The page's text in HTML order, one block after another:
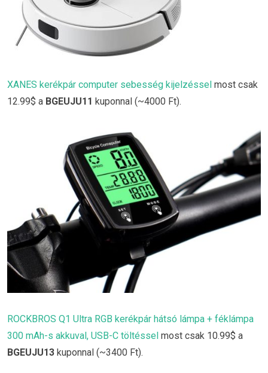
XANES kerékpár computer sebesség kijelzéssel most csak
12.99$ a BGEUJU11 kuponnal (~4000 Ft).
ROCKBROS Q1 Ultra RGB kerékpár hátsó lámpa + féklámpa
300 mAh-s akkuval, USB-C töltéssel most csak 10.99$ a
BGEUJU13 kuponnal (~3400 Ft).